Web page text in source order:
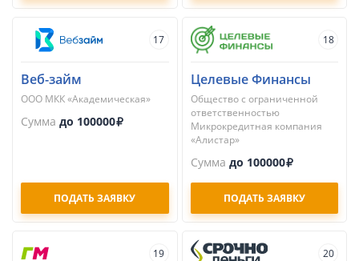
17
Веб-займ
ООО МКК «Академическая»
Сумма до 100000
ПОДАТЬ ЗАЯВКУ
18
Целевые Финансы
Общество с ограниченной
ответственностью
Микрокредитная компания
«Алистар»
Сумма до 100000
ПОДАТЬ ЗАЯВКУ
19 20